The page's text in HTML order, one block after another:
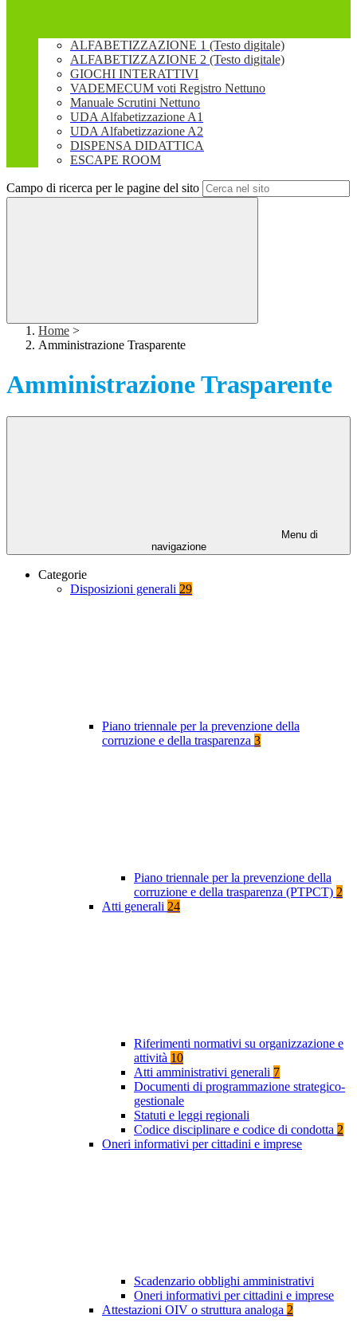
ALFABETIZZAZIONE 1 (Testo digitale)
ALFABETIZZAZIONE 2 (Testo digitale)
GIOCHI INTERATTIVI
VADEMECUM voti Registro Nettuno
Manuale Scrutini Nettuno
UDA Alfabetizzazione A1
UDA Alfabetizzazione A2
DISPENSA DIDATTICA
ESCAPE ROOM
Campo di ricerca per le pagine del sito
Home >
Amministrazione Trasparente
Amministrazione Trasparente
Menu di
navigazione
Categorie
Disposizioni generali 29
Piano triennale per la prevenzione della
corruzione e della trasparenza 3
Piano triennale per la prevenzione della
corruzione e della trasparenza (PTPCT) 2
Atti generali 24
Riferimenti normativi su organizzazione e
attività 10
Atti amministrativi generali 7
Documenti di programmazione strategico-
gestionale
Statuti e leggi regionali
Codice disciplinare e codice di condotta 2
Oneri informativi per cittadini e imprese
Scadenzario obblighi amministrativi
Oneri informativi per cittadini e imprese
Attestazioni OIV o struttura analoga 2